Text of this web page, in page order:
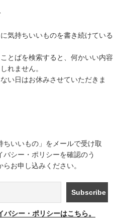
気持ちいいものを書き続けている
とばを検索すると、何かいい内容
れません。
い日はお休みさせていただきま
いいもの」をメールで受け取
バシー・ポリシーを確認のう
お申し込みください。
バシー・ポリシーはこちら。